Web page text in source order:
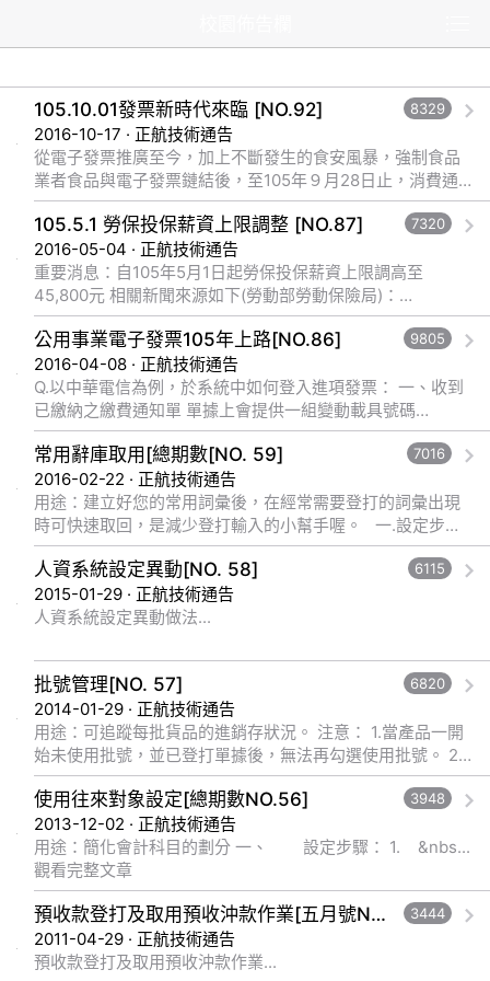
105.10.01發票新時代來臨 [NO.92] 8329
2016-10-17 · 正航技術通告
從電子發票推廣至今，加上不斷發生的食安風暴，強制食品
業者食品與電子發票鏈結後，至105年９月28日止，消費通
路已累計開立 4,564,218,410張電子發票，比起104年，已成
長一成以上。 &... 觀看完整文章
105.5.1 勞保投保薪資上限調整 [NO.87] 7320
2016-05-04 · 正航技術通告
重要消息：自105年5月1日起勞保投保薪資上限調高至
45,800元 相關新聞來源如下(勞動部勞動保險局)：
http://www.bli.gov.tw/news.aspx?sys=news... 觀看完整文
章
公用事業電子發票105年上路[NO.86] 9805
2016-04-08 · 正航技術通告
Q.以中華電信為例，於系統中如何登入進項發票： 一、收到
已繳納之繳費通知單 單據上會提供一組變動載具號碼
(10501BB10454081120111449852)，黃色區塊(BB1045...
觀看完整文章
常用辭庫取用[總期數[NO. 59] 7016
2016-02-22 · 正航技術通告
用途：建立好您的常用詞彙後，在經常需要登打的詞彙出現
時可快速取回，是減少登打輸入的小幫手喔。 一.設定步
驟： 1.工具—常用辭庫： 路徑：工具列à工具à常用辭庫 ... 觀
看完整文章
人資系統設定異動[NO. 58] 6115
2015-01-29 · 正航技術通告
人資系統設定異動做法...
批號管理[NO. 57] 6820
2014-01-29 · 正航技術通告
用途：可追蹤每批貨品的進銷存狀況。 注意： 1.當產品一開
始未使用批號，並已登打單據後，無法再勾選使用批號。 2.
當產... 觀看完整文章
使用往來對象設定[總期數NO.56] 3948
2013-12-02 · 正航技術通告
用途：簡化會計科目的劃分 一、 設定步驟： 1. &nbs...
觀看完整文章
預收款登打及取用預收沖款作業[五月號NO.29] 3444
2011-04-29 · 正航技術通告
預收款登打及取用預收沖款作業...